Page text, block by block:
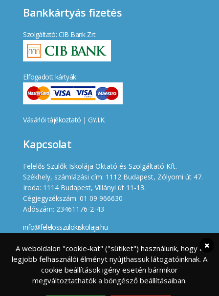
Bankkártyás fizetés
Szolgáltató: CIB Bank Zrt.
Elfogadott kártyák:
Vásárlói tájékoztató | GY.I.K.
Kapcsolat
Felelős Szülők Iskolája Oktató és Szolgáltató Kft.
Székhely, számlázási cím: 1112 Budapest, Zólyomi út 47.
Iroda: 1114 Budapest, Villányi út 11-13.
Cégjegyzékszám: 01 09 966630
Adószám: 23461176-2-43
info@felelosszulokiskolaja.hu
A weboldalon "cookie-kat" ("sütiket") használunk, hogy a
legjobb felhasználói élményt nyújthassuk látogatóinknak. A
cookie beállítások igény esetén bármikor
megváltoztathatók a böngésző beállításaiban.